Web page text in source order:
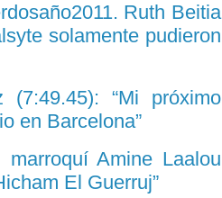
Ruth Beitia
solamente pudieron
(7:49.45): “Mi próximo
en Barcelona”
Amine Laalou
El Guerruj”